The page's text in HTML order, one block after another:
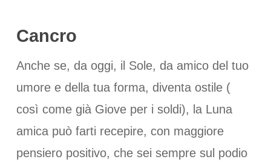
Cancro
Anche se, da oggi, il Sole, da amico del tuo
umore e della tua forma, diventa ostile (
così come già Giove per i soldi), la Luna
amica può farti recepire, con maggiore
pensiero positivo, che sei sempre sul podio